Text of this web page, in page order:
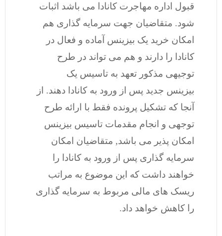
قبول اداره مهاجرت کانادا می باشد اثبات
شود. متقاضیان جهت سرمایه گذاری هم
امکان خرید یک بیزینس آماده و فعال در
کانادا را دارند و هم می تواند در طرح
توجیهی مذکور تعهد به تاسیس یک
بیزینس جدید پس از ورود به کانادا دهند. از
آنجا که تشکیل پرونده فقط با ارائه طرح
توجهی و انجام مقدمات تاسیس بیزینس
امکان پذیر می باشد, متقاضیان امکان
سرمایه گذاری پس از ورود به کانادا را
خواهند داشت که این موضوع به مراتب
ریسک های مالی مربوط به سرمایه گذاری
را کاهش خواهد داد.